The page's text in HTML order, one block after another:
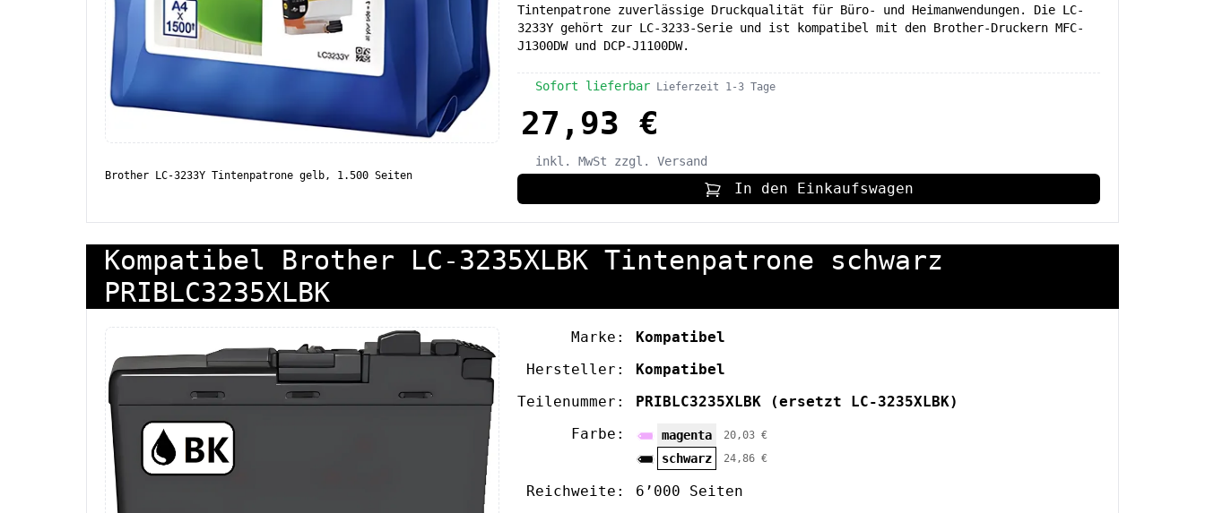
Brother LC-3233Y Tintenpatrone gelb, 1.500 Seiten
Tintenpatrone zuverlässige Druckqualität für Büro- und Heimanwendungen. Die LC-
3233Y gehört zur LC-3233-Serie und ist kompatibel mit den Brother-Druckern MFC-
J1300DW und DCP-J1100DW.
Sofort lieferbar Lieferzeit 1-3 Tage
27,93 €
inkl. MwSt zzgl. Versand
In den Einkaufswagen
Kompatibel Brother LC-3235XLBK Tintenpatrone schwarz
PRIBLC3235XLBK
Marke:
Kompatibel
Hersteller:
Kompatibel
Teilenummer:
PRIBLC3235XLBK
(ersetzt LC-3235XLBK)
Farbe:
magenta 20,03 €
schwarz 24,86 €
Reichweite: 6’000 Seiten